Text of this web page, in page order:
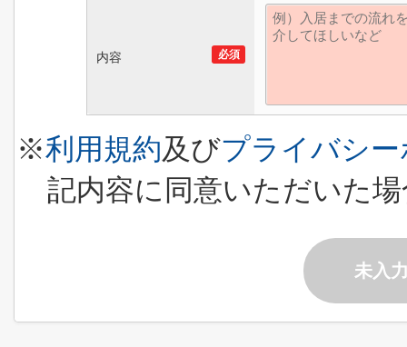
内容 必須
※利用規約及びプライバシ
記内容に同意いただいた
未入